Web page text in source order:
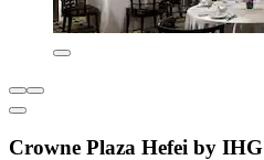
Crowne Plaza Hefei by IHG